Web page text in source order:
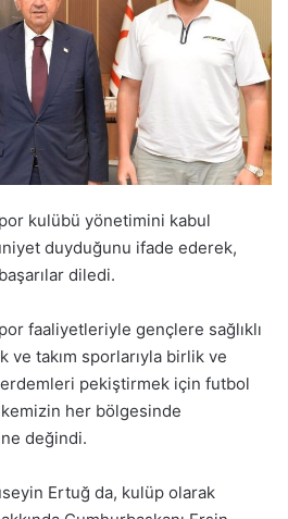
kulübü yönetimini kabul
duyduğunu ifade ederek,
diledi.
faaliyetleriyle gençlere sağlıklı
ve takım sporlarıyla birlik ve
pekiştirmek için futbol
her bölgesinde
değindi.
Ertuğ da, kulüp olarak